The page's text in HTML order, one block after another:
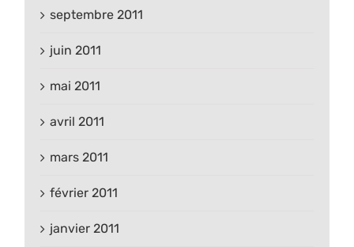
septembre 2011
juin 2011
mai 2011
avril 2011
mars 2011
février 2011
janvier 2011